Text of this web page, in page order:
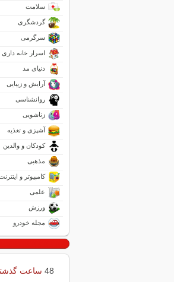
سلامت
گردشگری
سرگرمی
اسرار خانه داری
دنیای مد
آرایش و زیبایی
روانشناسی
زناشویی
آشپزی و تغذیه
کودکان و والدین
مذهبی
کامپیوتر و
علمی
ورزش
مجله خودرو
48 ساعت